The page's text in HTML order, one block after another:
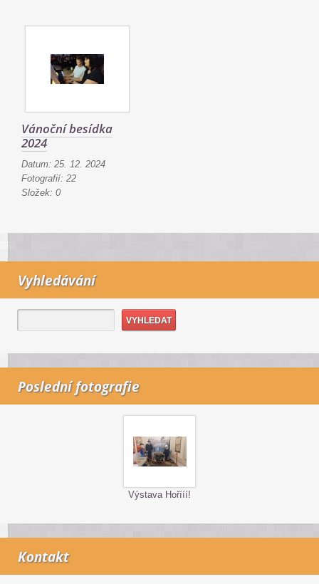
Vánoční besídka
2024
Datum: 25. 12. 2024
Fotografií: 22
Složek: 0
Vyhledávání
Poslední fotografie
Výstava Hořííí!
Kontakt